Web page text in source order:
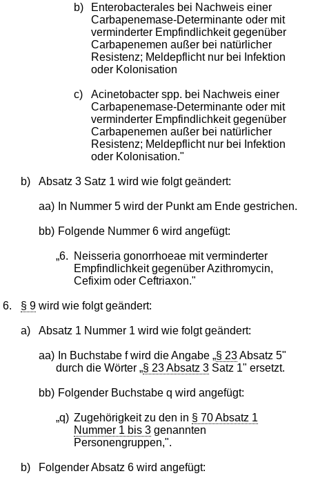
b)
Enterobacterales bei Nachweis einer
Carbapenemase-Determinante oder mit
verminderter Empfindlichkeit gegenüber
Carbapenemen außer bei natürlicher
Resistenz; Meldepflicht nur bei Infektion
oder Kolonisation
c)
Acinetobacter spp. bei Nachweis einer
Carbapenemase-Determinante oder mit
verminderter Empfindlichkeit gegenüber
Carbapenemen außer bei natürlicher
Resistenz; Meldepflicht nur bei Infektion
oder Kolonisation."
b) Absatz 3 Satz 1 wird wie folgt geändert:
aa) In Nummer 5 wird der Punkt am Ende gestrichen.
bb) Folgende Nummer 6 wird angefügt:
„6.
Neisseria gonorrhoeae mit verminderter
Empfindlichkeit gegenüber Azithromycin,
Cefixim oder Ceftriaxon."
6. § 9 wird wie folgt geändert:
a) Absatz 1 Nummer 1 wird wie folgt geändert:
aa) In Buchstabe f wird die Angabe „§ 23Absatz 5"
durch die Wörter „§ 23 Absatz 3 Satz 1" ersetzt.
bb) Folgender Buchstabe q wird angefügt:
„q) Zugehörigkeit zu den in § 70 Absatz 1
Nummer 1 bis 3genannten
Personengruppen,".
b) Folgender Absatz 6 wird angefügt: